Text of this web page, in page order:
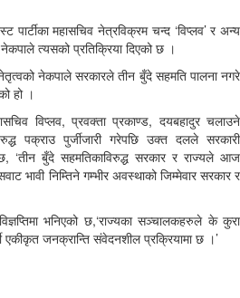
महासचिव नेत्रविक्रम चन्द ‘विप्लव’ र अन्य
नेकपाले त्यसको प्रतिक्रिया दिएको छ ।
नेतृत्वको नेकपाले सरकारले तीन बुँदे सहमति पालना नगरे
हो ।
विप्लव, प्रवक्ता प्रकाण्ड, दयबहादुर चलाउने
पक्राउ पुर्जीजारी गरेपछि उक्त दलले सरकारी
‘तीन बुँदे सहमतिकाविरुद्ध सरकार र राज्यले आज
भावी निम्तिने गम्भीर अवस्थाको जिम्मेवार सरकार र
विज्ञप्तिमा भनिएको छ,‘राज्यका सञ्चालकहरुले के कुरा
एकीकृत जनक्रान्ति संवेदनशील प्रक्रियामा छ ।’